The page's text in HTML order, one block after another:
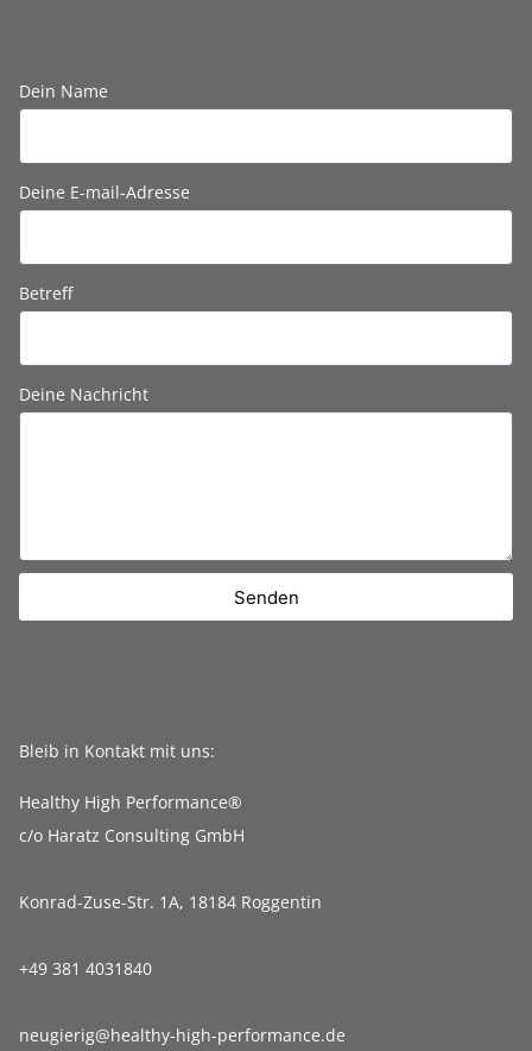
Dein Name
Deine E-mail-Adresse
Betreff
Deine Nachricht
Senden
Bleib in Kontakt mit uns:
Healthy High Performance®
c/o Haratz Consulting GmbH
Konrad-Zuse-Str. 1A, 18184 Roggentin
+49 381 4031840
neugierig@healthy-high-performance.de